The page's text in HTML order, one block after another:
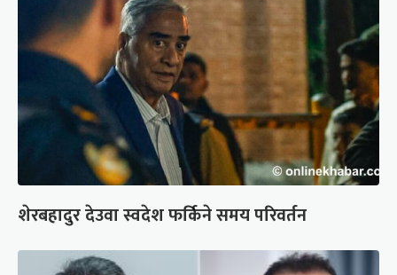
शेरबहादुर देउवा स्वदेश फर्किने समय परिवर्तन